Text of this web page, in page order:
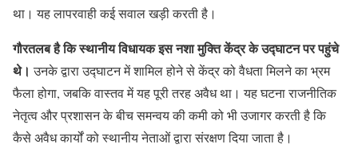
था। यह लापरवाही कई सवाल खड़ी करती है।
गौरतलब है कि स्थानीय विधायक इस नशा मुक्ति केंद्र के उद्घाटन पर पहुंचे
थे। उनके द्वारा उद्घाटन में शामिल होने से केंद्र को वैधता मिलने का भ्रम
फैला होगा, जबकि वास्तव में यह पूरी तरह अवैध था। यह घटना राजनीतिक
नेतृत्व और प्रशासन के बीच समन्वय की कमी को भी उजागर करती है कि
कैसे अवैध कार्यों को स्थानीय नेताओं द्वारा संरक्षण दिया जाता है।